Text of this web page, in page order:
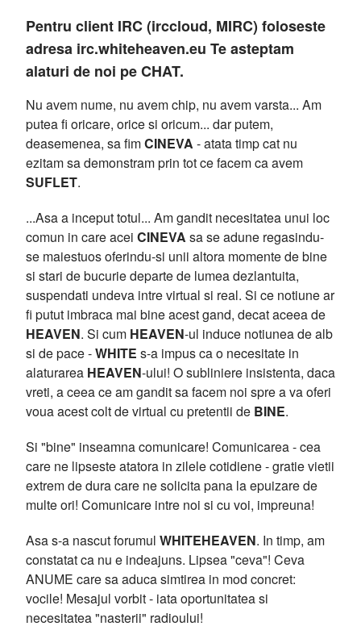
Pentru client IRC (irccloud, MIRC) foloseste
adresa irc.whiteheaven.eu Te asteptam
alaturi de noi pe CHAT.
Nu avem nume, nu avem chip, nu avem varsta... Am
putea fi oricare, orice si oricum... dar putem,
deasemenea, sa fimCINEVA - atata timp cat nu
ezitam sa demonstram prin tot ce facem ca avem
SUFLET.
...Asa a inceput totul... Am gandit necesitatea unui loc
comun in care acei CINEVA sa se adune regasindu-
se maiestuos oferindu-si unii altora momente de bine
si stari de bucurie departe de lumea dezlantuita,
suspendati undeva intre virtual si real. Si ce notiune ar
fi putut imbraca mai bine acest gand, decat aceea de
HEAVEN. Si cum HEAVEN-ul induce notiunea de alb
si de pace -WHITE s-a impus ca o necesitate in
alaturarea HEAVEN-ului! O subliniere insistenta, daca
vreti, a ceea ce am gandit sa facem noi spre a va oferi
voua acest colt de virtual cu pretentii de BINE.
Si "bine" inseamna comunicare! Comunicarea - cea
care ne lipseste atatora in zilele cotidiene - gratie vietii
extrem de dura care ne solicita pana la epuizare de
multe ori! Comunicare intre noi si cu voi, impreuna!
Asa s-a nascut forumul WHITEHEAVEN. In timp, am
constatat ca nu e indeajuns. Lipsea "ceva"! Ceva
ANUME care sa aduca simtirea in mod concret:
vocile! Mesajul vorbit - iata oportunitatea si
necesitatea "nasterii" radioului!